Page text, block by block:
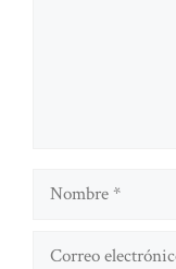
Nombre